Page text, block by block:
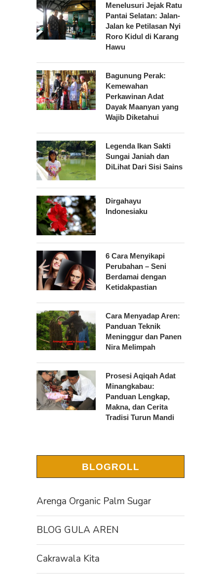
Menelusuri Jejak Ratu
Pantai Selatan: Jalan-
Jalan ke Petilasan Nyi
Roro Kidul di Karang
Hawu
Bagunung Perak:
Kemewahan
Perkawinan Adat
Dayak Maanyan yang
Wajib Diketahui
Legenda Ikan Sakti
Sungai Janiah dan
DiLihat Dari Sisi Sains
Dirgahayu
Indonesiaku
6 Cara Menyikapi
Perubahan – Seni
Berdamai dengan
Ketidakpastian
Cara Menyadap Aren:
Panduan Teknik
Meninggur dan Panen
Nira Melimpah
Prosesi Aqiqah Adat
Minangkabau:
Panduan Lengkap,
Makna, dan Cerita
Tradisi Turun Mandi
BLOGROLL
Arenga Organic Palm Sugar
BLOG GULA AREN
Cakrawala Kita